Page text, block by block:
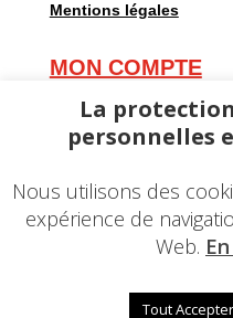
Mentions légales
MON COMPTE
Mes commandes
Mes adresses
Mes informations
La
personnelles
Nous utilisons des
expérience de
Web.
Tout Accepter